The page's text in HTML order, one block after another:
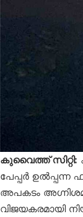
കുവൈത്ത് സിറ്റി:
പേപ്പർ ഉൽപ്പന്ന
അപകടം
വിജയകരമായി